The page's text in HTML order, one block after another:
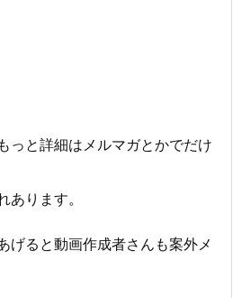
っと詳細はメルマガとかでだけ
あります。
げると動画作成者さんも案外メ